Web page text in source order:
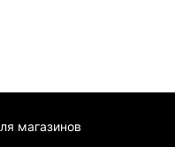
магазинов